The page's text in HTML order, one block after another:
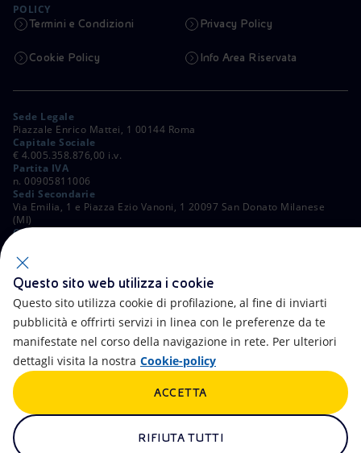
POLICY
Termini e Condizioni Privacy Policy
Cookie Policy Info Area Riservata
Sede Legale
Piazzale Enrico Mattei, 1 00144 Roma
Capitale Sociale
€ 4.005.358.876,00 i.v.
Partita IVA
n. 00905811006
Sedi Secondarie
Via Emilia, 1 e Piazza Ezio Vanoni, 1 20097 San Donato Milanese
(MI)
C. Fiscale e Registro Imprese di Roma
ALTRI LINK
Accessibilità Calendario
Newsletter Intelligenza artificiale
Truffe e Phishing
Questo sito web utilizza i cookie
Questo sito utilizza cookie di profilazione, al fine di inviarti
pubblicità e offrirti servizi in linea con le preferenze da te
manifestate nel corso della navigazione in rete. Per ulteriori
dettagli visita la nostra Cookie-policy
RIFIUTA TUTTI
ACCETTA